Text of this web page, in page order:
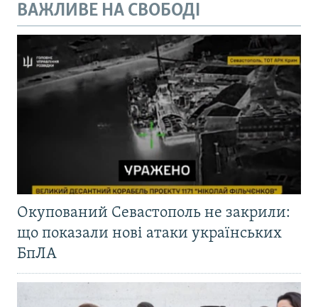
ВАЖЛИВЕ НА СВОБОДІ
Окупований Севастополь не закрили:
що показали нові атаки українських
БпЛА